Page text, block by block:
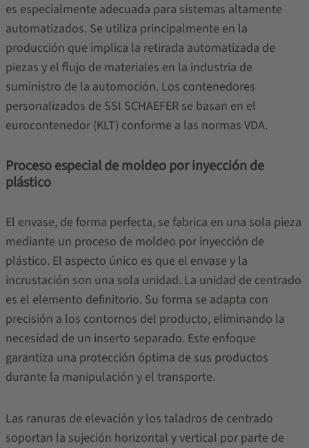
es especialmente adecuada para sistemas altamente
automatizados. Se utiliza principalmente en la
producción que implica la retirada automatizada de
piezas y el flujo de materiales en la industria de
suministro de la automoción. Los contenedores
personalizados de SSI SCHAEFER se basan en el
eurocontenedor (KLT) conforme a las normas VDA.
Proceso especial de moldeo por inyección de
plástico
El envase, de forma perfecta, se fabrica en una sola pieza
mediante un proceso de moldeo por inyección de
plástico. El aspecto único es que el envase y la
incrustación son una sola unidad. La unidad de centrado
es el elemento definitorio. Su forma se adapta con
precisión a los contornos del producto, eliminando la
necesidad de un inserto separado. Este enfoque
garantiza una protección óptima de sus productos
durante la manipulación y el transporte.
Las ranuras de elevación y los taladros de centrado
soportan la sujeción horizontal y vertical por parte de